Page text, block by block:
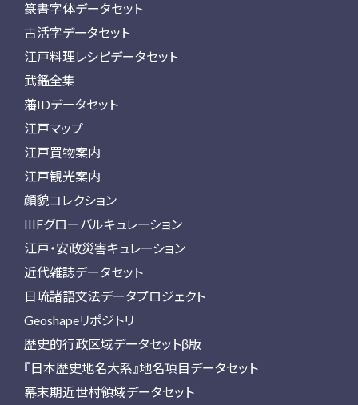
篆書字体データセット
古活字データセット
江戸料理レシピデータセット
武鑑全集
藩IDデータセット
江戸マップ
江戸買物案内
江戸観光案内
顔貌コレクション
IIIFグローバルキュレーション
江戸・安政災害キュレーション
近代雑誌データセット
日琉諸語文法データプロジェクト
Geoshapeリポジトリ
歴史的行政区域データセットβ版
『日本歴史地名大系』地名項目データセット
幕末期近世村領域データセット